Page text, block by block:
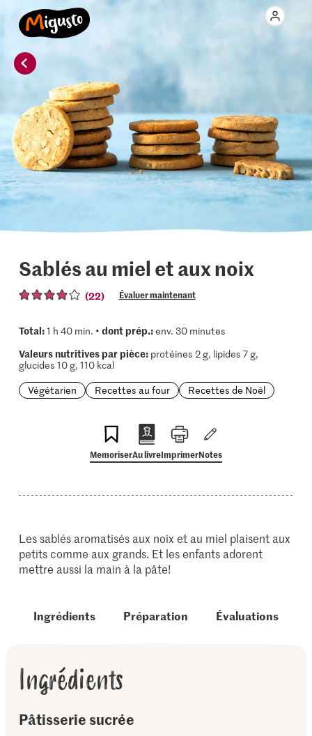
Sablés au miel et aux noix
(22) Évaluer maintenant
Total:1 h 40 min. • dont prép.:env. 30 minutes
Valeurs nutritives par pièce:protéines 2 g, lipides 7 g,
glucides 10 g, 110 kcal
Végétarien
Recettes au four Recettes de Noël
MemoriserAu livreImprimerNotes
Les sablés aromatisés aux noix et au miel plaisent aux
petits comme aux grands. Et les enfants adorent
mettre aussi la main à la pâte!
Ingrédients Préparation Évaluations
Ingrédients
Pâtisserie sucrée